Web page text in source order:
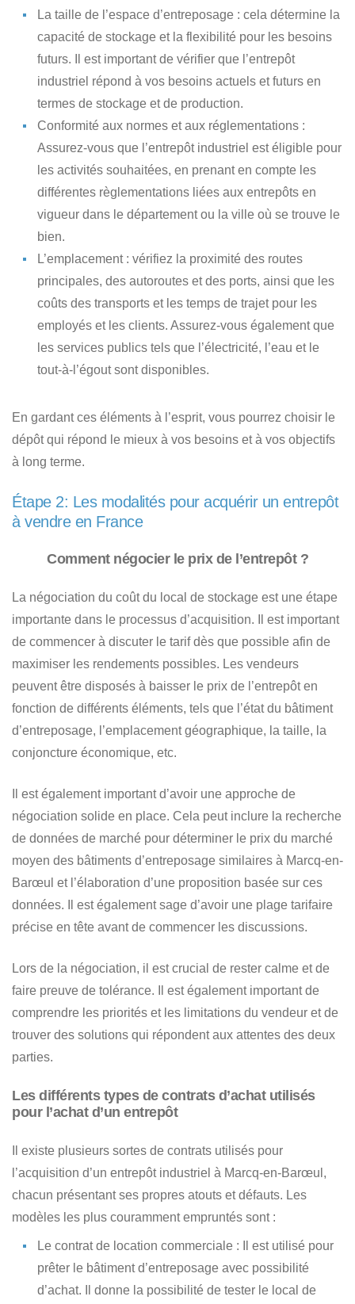
La taille de l’espace d’entreposage : cela détermine la
capacité de stockage et la flexibilité pour les besoins
futurs. Il est important de vérifier que l’entrepôt
industriel répond à vos besoins actuels et futurs en
termes de stockage et de production.
Conformité aux normes et aux réglementations :
Assurez-vous que l’entrepôt industriel est éligible pour
les activités souhaitées, en prenant en compte les
différentes règlementations liées aux entrepôts en
vigueur dans le département ou la ville où se trouve le
bien.
L’emplacement : vérifiez la proximité des routes
principales, des autoroutes et des ports, ainsi que les
coûts des transports et les temps de trajet pour les
employés et les clients. Assurez-vous également que
les services publics tels que l’électricité, l’eau et le
tout-à-l’égout sont disponibles.
En gardant ces éléments à l’esprit, vous pourrez choisir le
dépôt qui répond le mieux à vos besoins et à vos objectifs
à long terme.
Étape 2: Les modalités pour acquérir un entrepôt
à vendre en France
Comment négocier le prix de l’entrepôt ?
La négociation du coût du local de stockage est une étape
importante dans le processus d’acquisition. Il est important
de commencer à discuter le tarif dès que possible afin de
maximiser les rendements possibles. Les vendeurs
peuvent être disposés à baisser le prix de l’entrepôt en
fonction de différents éléments, tels que l’état du bâtiment
d’entreposage, l’emplacement géographique, la taille, la
conjoncture économique, etc.
Il est également important d’avoir une approche de
négociation solide en place. Cela peut inclure la recherche
de données de marché pour déterminer le prix du marché
moyen des bâtiments d’entreposage similaires à Marcq-en-
Barœul et l’élaboration d’une proposition basée sur ces
données. Il est également sage d’avoir une plage tarifaire
précise en tête avant de commencer les discussions.
Lors de la négociation, il est crucial de rester calme et de
faire preuve de tolérance. Il est également important de
comprendre les priorités et les limitations du vendeur et de
trouver des solutions qui répondent aux attentes des deux
parties.
Les différents types de contrats d’achat utilisés
pour l’achat d’un entrepôt
Il existe plusieurs sortes de contrats utilisés pour
l’acquisition d’un entrepôt industriel à Marcq-en-Barœul ,
chacun présentant ses propres atouts et défauts. Les
modèles les plus couramment empruntés sont :
Le contrat de location commerciale : Il est utilisé pour
prêter le bâtiment d’entreposage avec possibilité
d’achat. Il donne la possibilité de tester le local de